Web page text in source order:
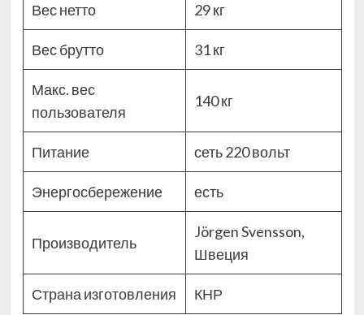
Вес нетто 29 кг
Вес брутто 31 кг
Макс. вес
пользователя
140 кг
Питание сеть 220 вольт
Энергосбережение есть
Производитель
Jörgen Svensson,
Швеция
Страна изготовления КНР